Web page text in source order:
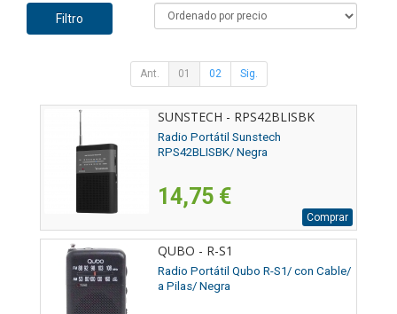
Filtro
Ant. 01 02 Sig.
SUNSTECH - RPS42BLISBK
Radio Portátil Sunstech
RPS42BLISBK/ Negra
14,75 €
Comprar
QUBO - R-S1
Radio Portátil Qubo R-S1/ con Cable/
a Pilas/ Negra